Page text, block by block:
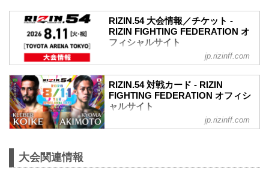
RIZIN.54 大会情報／チケット -
RIZIN FIGHTING FEDERATION オ
フィシャルサイト
2026年8月11日（火・祝）12:00開場（予
定）／14:00開始（予定）
※開場・開始時間は予定です。決定次第
RIZIN FFオフィシャルサイトにてご案内
jp.rizinff.com
RIZIN.54 対戦カード - RIZIN
FIGHTING FEDERATION オフィシ
ャルサイト
クレベル・コイケ vs. 秋元強真
RIZIN MMAルール：5分3R（61.0kg）
jp.rizinff.com
大会関連情報